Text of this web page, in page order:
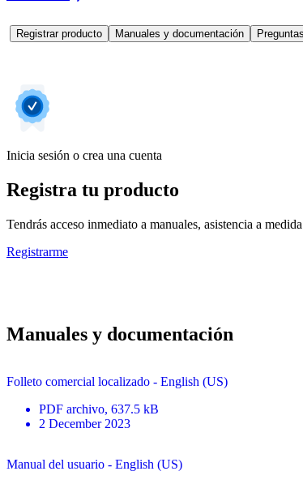
Registrar producto Manuales y documentación
Inicia sesión o crea una cuenta
Registra tu producto
Tendrás acceso inmediato a manuales, asistencia a
Registrarme
Manuales y documentación
Folleto comercial localizado - English (US)
PDF archivo, 637.5 kB
2 December 2023
Manual del usuario - English (US)